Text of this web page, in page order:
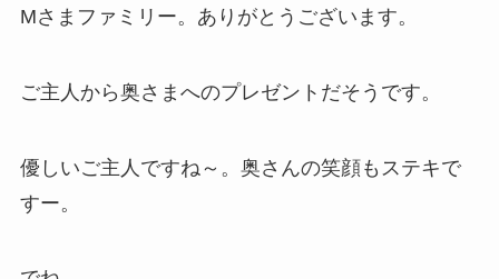
Mさまファミリー。ありがとうございます。
ご主人から奥さまへのプレゼントだそうです。
優しいご主人ですね～。奥さんの笑顔もステキで
すー。